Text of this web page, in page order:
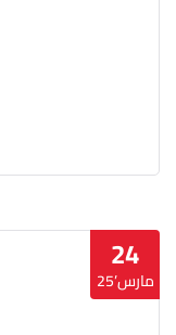
24
مارس’25